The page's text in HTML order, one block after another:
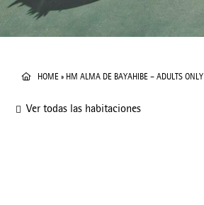
HOME » HM ALMA DE BAYAHIBE – ADULTS ONLY
Ver todas las habitaciones